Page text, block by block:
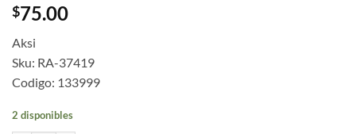
$75.00
Aksi
Sku: RA-37419
Codigo: 133999
2 disponibles